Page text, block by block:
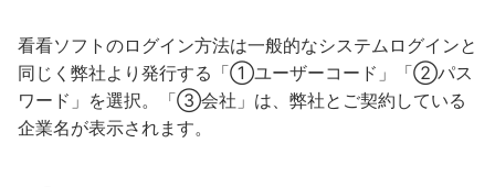
看看ソフトのログイン方法は一般的なシステムログインと
同じく弊社より発行する「①ユーザーコード」「②パス
ワード」を選択。「③会社」は、弊社とご契約している
企業名が表示されます。